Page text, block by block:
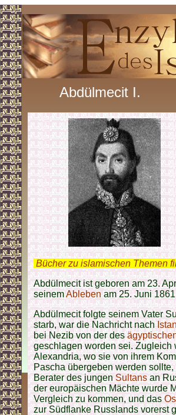
Abdülmecit I.
Bücher zu islamischen Themen
Abdülmecit ist geboren am 23.
seinemAblebenam 25. Juni
Abdülmecit folgte seinem Vater
starb, war die Nachricht nach
bei Nezib von der des
geschlagen worden sei. Zugleich
Alexandria, wo sie von ihrem
Pascha übergeben werden
Berater des jungenSultansan
der europäischen Mächte wurde
Vergleich zu kommen, und das
zur Südflanke Russlands vorerst